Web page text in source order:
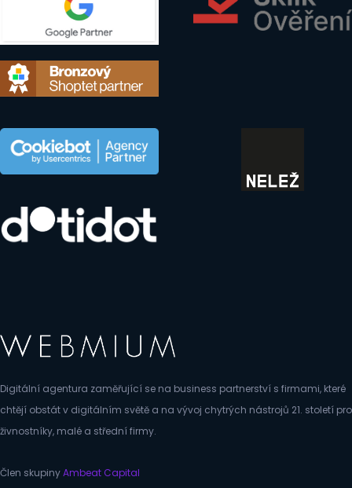
Digitální agentura zaměřující se na business partnerství s firmami, které
chtějí obstát v digitálním světě a na vývoj chytrých nástrojů 21. století pro
živnostníky, malé a střední firmy.
Člen skupinyAmbeat Capital